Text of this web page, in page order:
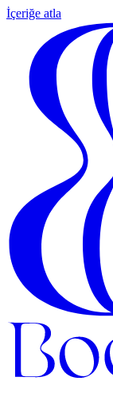
İçeriğe atla